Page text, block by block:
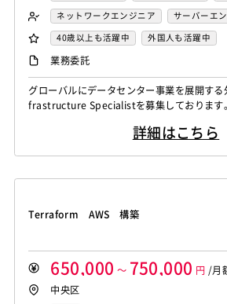
VMware
ネットワークエンジニア
サーバーエ
アーキテクト
40歳以上も活躍中
外国人も活躍中
自社内での受託開発案件
シニア・定年層歓迎
リモートOK
業務委託
グローバルにデータセンター事業を展開す
frastructure Specialistを募集しております
ら、今後予定されている各種ライフサイクル
詳細はこちら
Terraform AWS 構築
650,000 ～ 750,000 円 /月
中央区